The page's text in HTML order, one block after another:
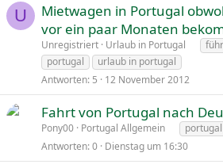
U
Mietwagen in Portugal
vor ein paar Monaten
Unregistriert Urlaub in Portugal
portugal
urlaub in portugal
Antworten 5 12 November 2012
Fahrt von Portugal nach
Pony00 Portugal Allgemein
portugal
Antworten 0 Dienstag um 16:30